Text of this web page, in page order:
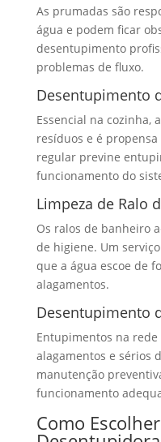
As prumadas são
água e podem ficar
desentupimento
problemas de fluxo.
Desentupimento
Essencial na cozinha,
resíduos e é
regular previne
funcionamento do
Limpeza de Ralo
Os ralos de banheiro
de higiene. Um
que a água escoe de
alagamentos.
Desentupimento
Entupimentos na
alagamentos e sérios
manutenção
funcionamento
Como